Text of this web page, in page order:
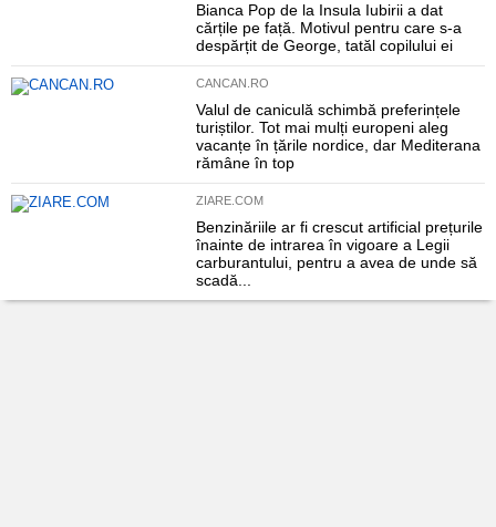
Bianca Pop de la Insula Iubirii a dat
cărțile pe față. Motivul pentru care s-a
despărțit de George, tatăl copilului ei
CANCAN.RO
Valul de caniculă schimbă preferințele
turiștilor. Tot mai mulți europeni aleg
vacanțe în țările nordice, dar Mediterana
rămâne în top
ZIARE.COM
Benzinăriile ar fi crescut artificial prețurile
înainte de intrarea în vigoare a Legii
carburantului, pentru a avea de unde să
scadă...